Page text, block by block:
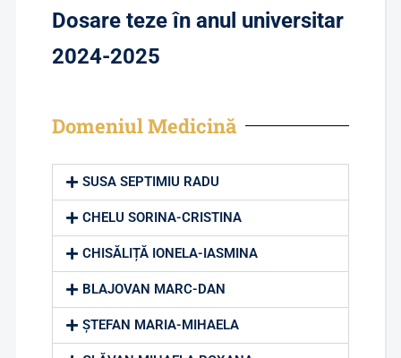
Dosare teze în anul universitar
2024-2025
Domeniul Medicină
SUSA SEPTIMIU RADU
CHELU SORINA-CRISTINA
CHISĂLIȚĂ IONELA-IASMINA
BLAJOVAN MARC-DAN
ȘTEFAN MARIA-MIHAELA